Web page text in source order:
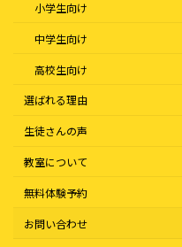
小学生向け
中学生向け
高校生向け
選ばれる理由
生徒さんの声
教室について
無料体験予約
お問い合わせ